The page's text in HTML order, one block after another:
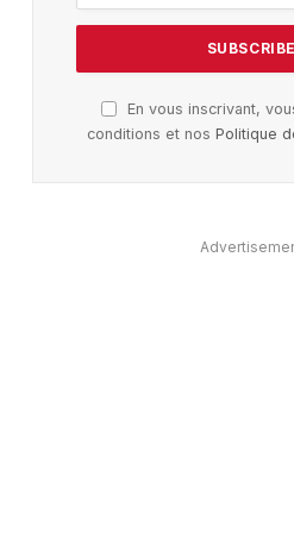
En vous inscrivant,
conditions et nosPolitique